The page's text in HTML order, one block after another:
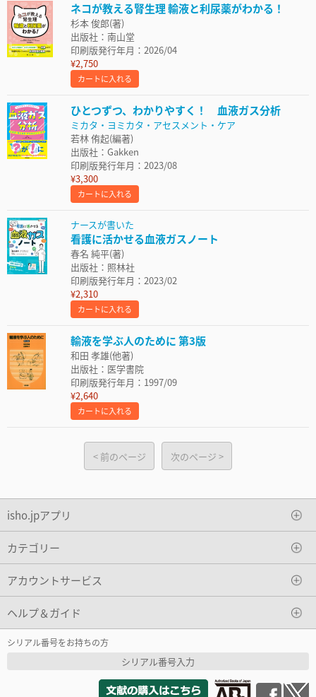
ネコが教える腎生理 輸液と利尿薬がわかる！
杉本 俊郎(著)
出版社：南山堂
印刷版発行年月：2026/04
¥2,750
カートに入れる
ひとつずつ、わかりやすく！ 血液ガス分析
ミカタ・ヨミカタ・アセスメント・ケア
若林 侑起(編著)
出版社：Gakken
印刷版発行年月：2023/08
¥3,300
カートに入れる
ナースが書いた
看護に活かせる血液ガスノート
春名 純平(著)
出版社：照林社
印刷版発行年月：2023/02
¥2,310
カートに入れる
輸液を学ぶ人のために 第3版
和田 孝雄(他著)
出版社：医学書院
印刷版発行年月：1997/09
¥2,640
カートに入れる
前のページ 次のページ
isho.jpアプリ
カテゴリー
アカウントサービス
ヘルプ＆ガイド
シリアル番号をお持ちの方
シリアル番号入力